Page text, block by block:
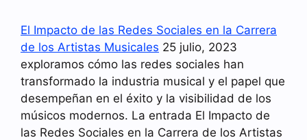
El Impacto de las Redes Sociales en la Carrera
de los Artistas Musicales 25 julio, 2023
exploramos cómo las redes sociales han
transformado la industria musical y el papel que
desempeñan en el éxito y la visibilidad de los
músicos modernos. La entrada El Impacto de
las Redes Sociales en la Carrera de los Artistas